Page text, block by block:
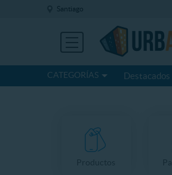
Santiago
CATEGORÍAS Destacados